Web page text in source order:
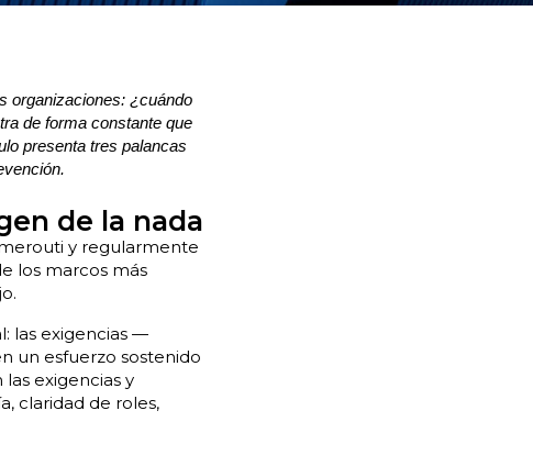
organizaciones: ¿cuándo
de forma constante que
presenta tres palancas
de la nada
y regularmente
los marcos más
las exigencias —
un esfuerzo sostenido
exigencias y
claridad de roles,